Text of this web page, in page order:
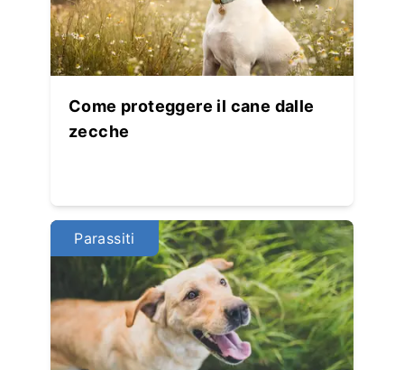
Come proteggere il cane dalle
zecche
Parassiti